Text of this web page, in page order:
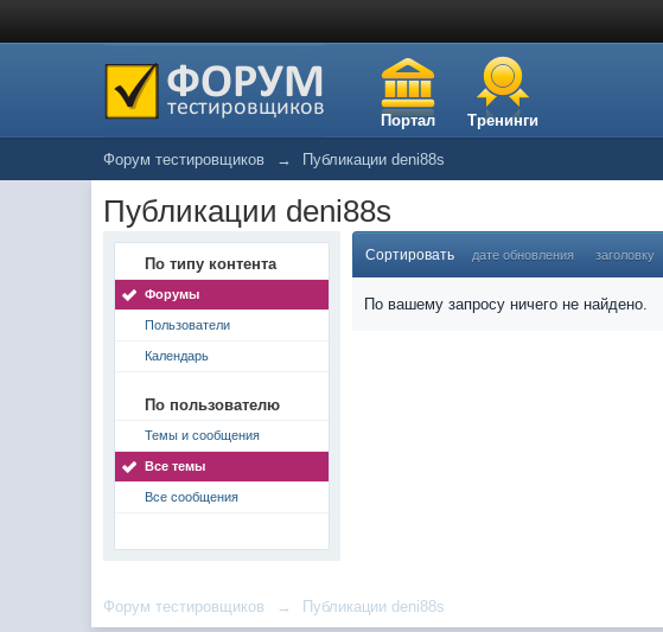
Портал Тренинги
Форум тестировщиков → Публикации deni88s
Публикации deni88s
По типу контента
Форумы
Пользователи
Календарь
По пользователю
Темы и сообщения
Все темы
Все сообщения
Сортировать дате обновления заголовку
По вашему запросу ничего не найдено.
Форум тестировщиков → Публикации deni88s